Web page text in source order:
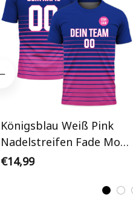
Königsblau Weiß Pink
Nadelstreifen Fade Mode
Personalisiertes
€14,99